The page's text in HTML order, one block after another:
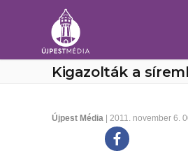
Kigazolták a
Újpest Média | 2011. november 6.